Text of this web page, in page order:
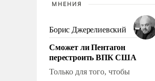
МНЕНИЯ
Борис Джерелиевский
Сможет ли Пентагон
перестроить ВПК США
Только для того, чтобы